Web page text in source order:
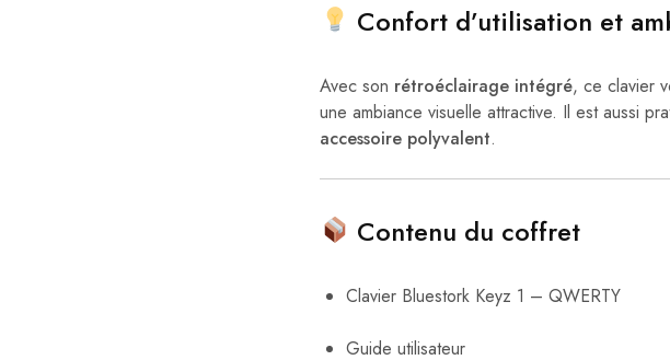
Confort d’utilisation et
Avec son rétroéclairage intégré, ce clavier
une ambiance visuelle attractive. Il est aussi
accessoire polyvalent.
Contenu du coffret
Clavier Bluestork Keyz 1 – QWERTY
Guide utilisateur